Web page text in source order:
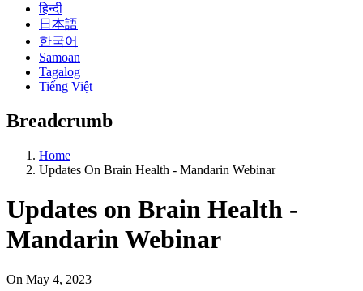
हिन्दी
日本語
한국어
Samoan
Tagalog
Tiếng Việt
Breadcrumb
Home
Updates On Brain Health - Mandarin Webinar
Updates on Brain Health -
Mandarin Webinar
On May 4, 2023